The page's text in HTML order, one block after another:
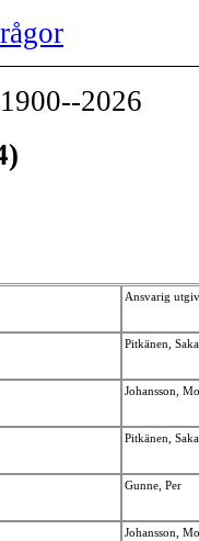
2026
Ansvarig
Pitkänen,
Johansson,
Pitkänen,
Gunne, Per
Johansson,